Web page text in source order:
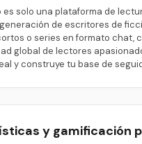
es solo una plataforma de
de escritores de
o series en formato chat,
global de lectores
y construye tu base de
y gamificación